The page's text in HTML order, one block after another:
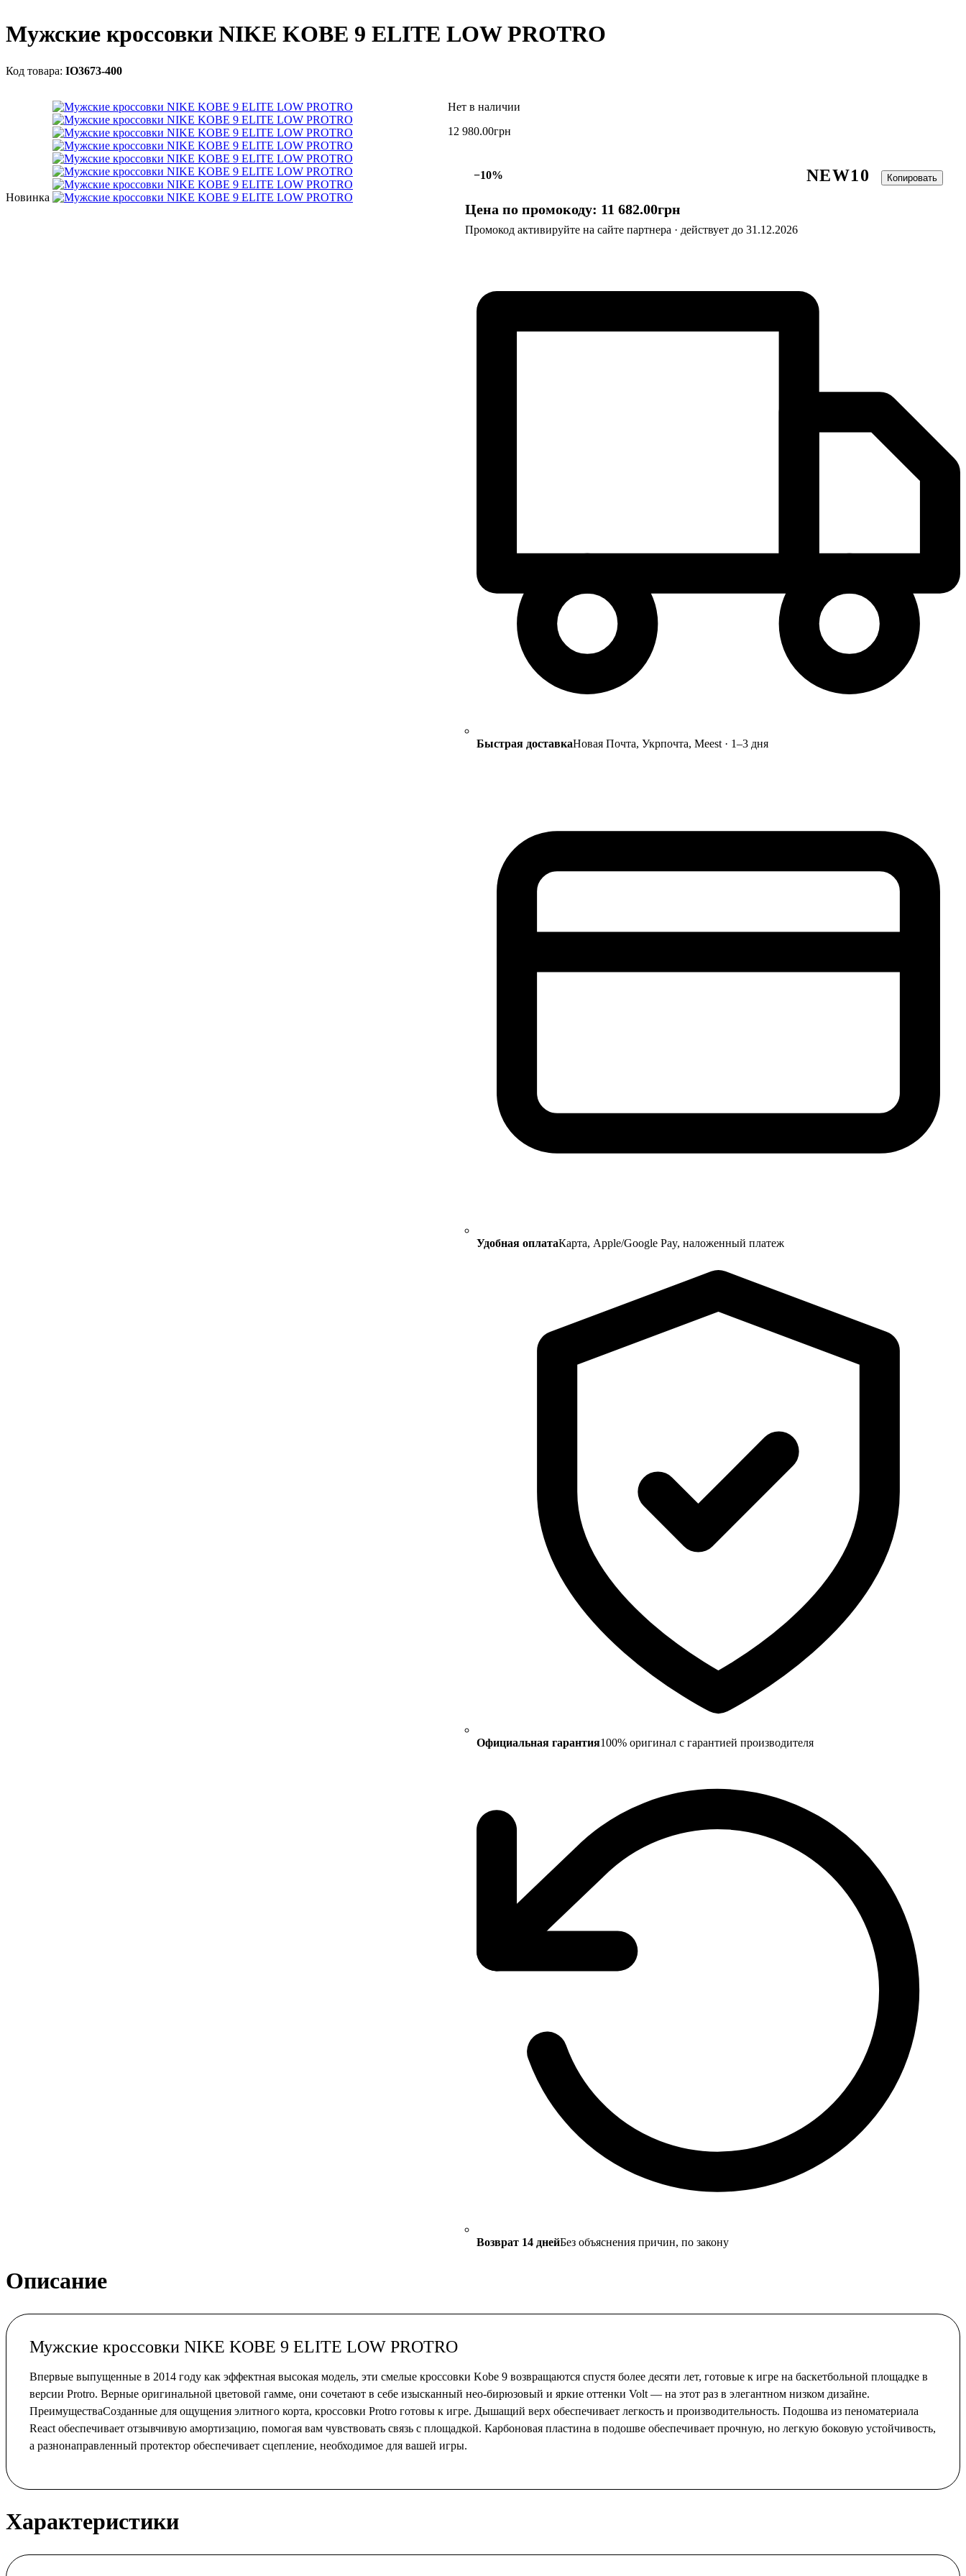
Мужские кроссовки NIKE KOBE 9 ELITE LOW PROTRO
IO3673-400
Новинка
12 980.00грн
−10% NEW10 Копировать
Цена по промокоду: 11 682.00грн
Промокод активируйте на сайте партнера · действует до 31.12.2026
Быстрая доставкаНовая Почта, Укрпочта, Meest · 1–3 дня
Удобная оплатаКарта, Apple/Google Pay, наложенный платеж
Официальная гарантия100% оригинал с гарантией производителя
Возврат 14 днейБез объяснения причин, по закону
Описание
Мужские кроссовки NIKE KOBE 9 ELITE LOW PROTRO
Впервые выпущенные в 2014 году как эффектная высокая модель, эти смелые кроссовки Kobe 9 возвращаются спустя более десяти лет, готовые к игре на баскетбольной площадке в
версии Protro. Верные оригинальной цветовой гамме, они сочетают в себе изысканный нео-бирюзовый и яркие оттенки Volt — на этот раз в элегантном низком дизайне.
ПреимуществаСозданные для ощущения элитного корта, кроссовки Protro готовы к игре. Дышащий верх обеспечивает легкость и производительность. Подошва из пеноматериала
React обеспечивает отзывчивую амортизацию, помогая вам чувствовать связь с площадкой. Карбоновая пластина в подошве обеспечивает прочную, но легкую боковую устойчивость,
а разнонаправленный протектор обеспечивает сцепление, необходимое для вашей игры.
Характеристики